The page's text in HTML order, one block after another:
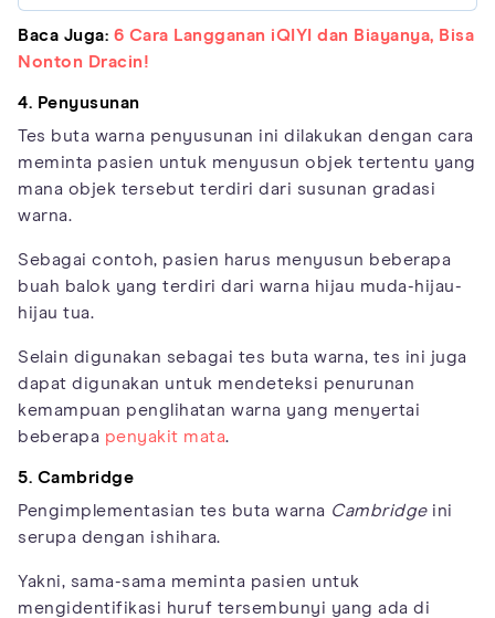
Baca Juga: 6 Cara Langganan iQIYI dan Biayanya, Bisa
Nonton Dracin!
4. Penyusunan
Tes buta warna penyusunan ini dilakukan dengan cara
meminta pasien untuk menyusun objek tertentu yang
mana objek tersebut terdiri dari susunan gradasi
warna.
Sebagai contoh, pasien harus menyusun beberapa
buah balok yang terdiri dari warna hijau muda-hijau-
hijau tua.
Selain digunakan sebagai tes buta warna, tes ini juga
dapat digunakan untuk mendeteksi penurunan
kemampuan penglihatan warna yang menyertai
beberapa penyakit mata.
5. Cambridge
Pengimplementasian tes buta warna Cambridgeini
serupa dengan ishihara.
Yakni, sama-sama meminta pasien untuk
mengidentifikasi huruf tersembunyi yang ada di